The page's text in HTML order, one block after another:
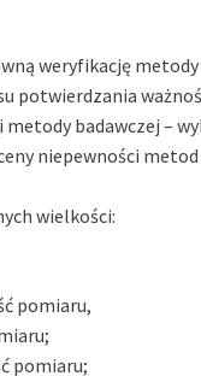
weryfikację metody
potwierdzania
badawczej –
niepewności
wielkości:
pomiaru,
pomiaru;